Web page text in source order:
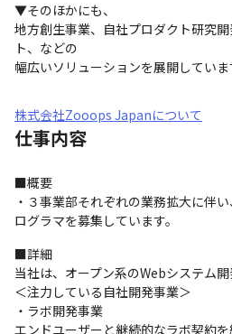
▼そのほかにも、
地方創生事業、自社プロダクト研究
ト、などの
幅広いソリューションを展開していま
株式会社Zooops Japanについて
仕事内容
■概要
・３事業部それぞれの業務拡大に伴
ログラマを募集しています。
■詳細
当社は、オープン系のWebシステム開
＜注力している自社開発事業＞
・ラボ開発事業
エンドユーザーと継続的なラボ契約